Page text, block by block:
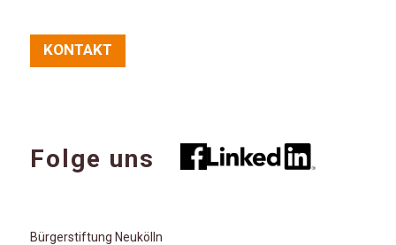
KONTAKT
Folge uns
Bürgerstiftung Neukölln